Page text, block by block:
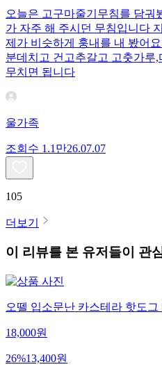
오늘은 고구마줄기무침를 담궈
가 자주 해 주시던 무침입니다
제가 비슷하게 훙내를 내 봤어
분데치고 건고추갈고 고춧가루
무치면 됩니다
울가족
조회수 1.1만26.07.07
105
더보기
이 리뷰를 본 유저들이 관
오뗄 입소문난 카스테라 핫도그
18,000원
26%13,400원